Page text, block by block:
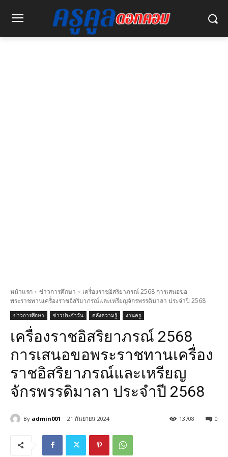
หน้าแรก ข่าวการศึกษา
เครื่องราชอิสริยาภรณ์ 2568 การเสนอขอ
พระราชทานเครื่องราชอิสริยาภรณ์และเหรียญจักรพรรดิมาลา ประจำปี 2568
ข่าวการศึกษา ข่าวประจำวัน คลังความรู้ งานครู
เครื่องราชอิสริยาภรณ์ 2568
การเสนอขอพระราชทานเครื่อง
ราชอิสริยาภรณ์และเหรียญ
จักรพรรดิมาลา ประจำปี 2568
By admin001 21 กันยายน 2024 0
13708